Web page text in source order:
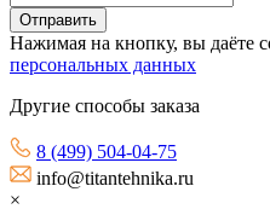
Нажимая на кнопку, вы даёте
персональных данных
Другие способы заказа
8 (499) 504-04-75
info@titantehnika.ru
×